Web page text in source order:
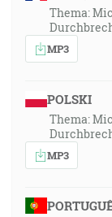
Thema:
MP3
POLSKI
Thema:
MP3